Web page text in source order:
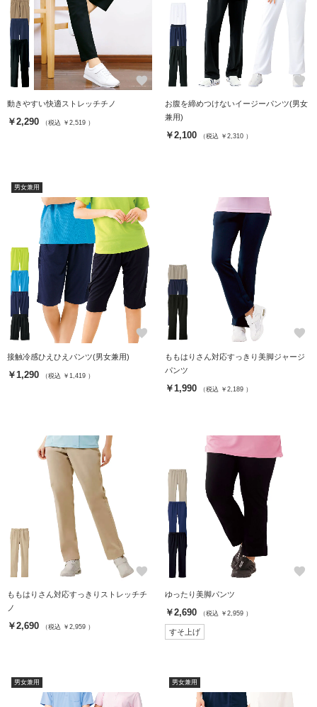
favorite
動きやすい快適ストレッチチノ
￥2,290 （税込 ￥2,519 ）
favorite
お腹を締めつけないイージーパンツ(男女
兼用)
￥2,100 （税込 ￥2,310 ）
男女兼用
favorite
接触冷感ひえひえパンツ(男女兼用)
￥1,290 （税込 ￥1,419 ）
favorite
ももはりさん対応すっきり美脚ジャージ
パンツ
￥1,990 （税込 ￥2,189 ）
favorite
ももはりさん対応すっきりストレッチチ
ノ
￥2,690 （税込 ￥2,959 ）
favorite
ゆったり美脚パンツ
￥2,690 （税込 ￥2,959 ）
すそ上げ
男女兼用 男女兼用